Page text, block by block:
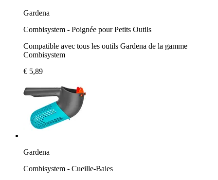
Gardena
Combisystem - Poignée pour Petits Outils
Compatible avec tous les outils Gardena de la gamme
Combisystem
€ 5,89
Gardena
Combisystem - Cueille-Baies